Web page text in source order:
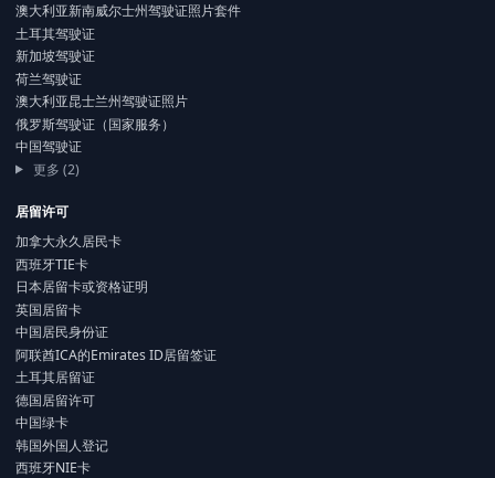
澳大利亚新南威尔士州驾驶证照片套件
土耳其驾驶证
新加坡驾驶证
荷兰驾驶证
澳大利亚昆士兰州驾驶证照片
俄罗斯驾驶证（国家服务）
中国驾驶证
更多 (2)
居留许可
加拿大永久居民卡
西班牙TIE卡
日本居留卡或资格证明
英国居留卡
中国居民身份证
阿联酋ICA的Emirates ID居留签证
土耳其居留证
德国居留许可
中国绿卡
韩国外国人登记
西班牙NIE卡